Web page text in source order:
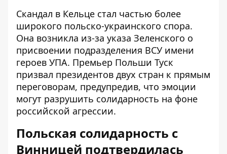
Скандал в Кельце стал частью более
широкого польско-украинского спора.
Она возникла из-за указа Зеленского о
присвоении подразделения ВСУ имени
героев УПА. Премьер Польши Туск
призвал президентов двух стран к прямым
переговорам, предупредив, что эмоции
могут разрушить солидарность на фоне
российской агрессии.
Польская солидарность с
Винницей подтвердилась